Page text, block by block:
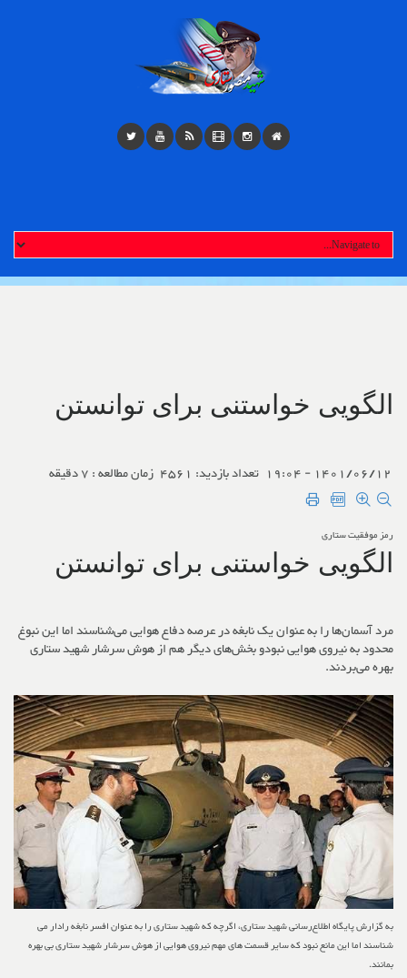
الگویی خواستنی برای توانستن
1401/06/12 - 19:04 تعداد بازدید: 4561 زمان مطالعه : 7 دقیقه
رمز موفقیت ستاری
الگویی خواستنی برای توانستن
مرد آسمان‌ها را به عنوان یک نابغه در عرصه دفاع هوایی می‌شناسند اما این نبوغ
محدود به نیروی هوایی نبودو بخش‌های دیگر هم از هوش سرشار شهید ستاری
بهره می‌بردند.
به گزارش پایگاه اطلاع‌رسانی شهید ستاری، اگرچه که شهید ستاری را به عنوان افسر نابغه رادار می
شناسند اما این مانع نبود که سایر قسمت های مهم نیروی هوایی از هوش سرشار شهید ستاری بی بهره
بمانند.